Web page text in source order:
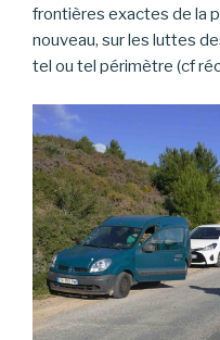
frontières exactes de la
nouveau, sur les luttes
tel ou tel périmètre (cf